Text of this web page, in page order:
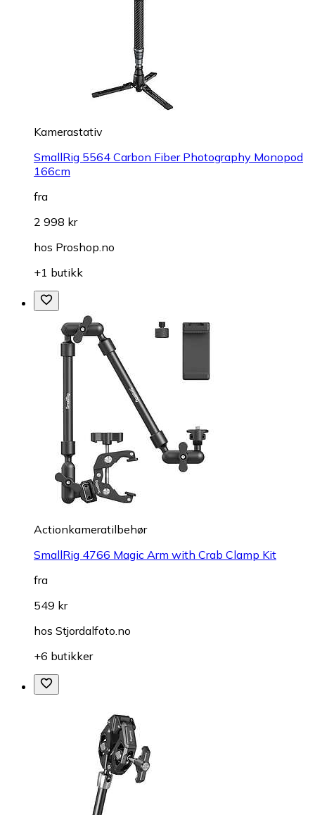
Kamerastativ
SmallRig 5564 Carbon Fiber Photography Monopod
166cm
fra
2 998 kr
hos Proshop.no
+1 butikk
Actionkameratilbehør
SmallRig 4766 Magic Arm with Crab Clamp Kit
fra
549 kr
hos Stjordalfoto.no
+6 butikker